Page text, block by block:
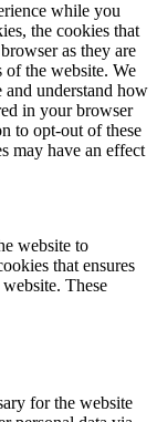
while you
the cookies that
as they are
the website. We
and understand how
in your browser
to opt-out of these
may have an effect
website to
that ensures
These
for the website